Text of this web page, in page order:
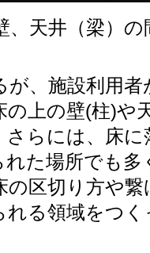
、天井（梁）
が、施設利用
上の壁(柱)や
らには、床
た場所でも
の区切り方や
れる領域をつ